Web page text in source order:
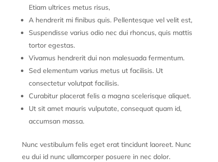
Etiam ultrices metus risus,
A hendrerit mi finibus quis. Pellentesque vel velit est,
Suspendisse varius odio nec dui rhoncus, quis mattis
tortor egestas.
Vivamus hendrerit dui non malesuada fermentum.
Sed elementum varius metus ut facilisis. Ut
consectetur volutpat facilisis.
Curabitur placerat felis a magna scelerisque aliquet.
Ut sit amet mauris vulputate, consequat quam id,
accumsan massa.
Nunc vestibulum felis eget erat tincidunt laoreet. Nunc
eu dui id nunc ullamcorper posuere in nec dolor.